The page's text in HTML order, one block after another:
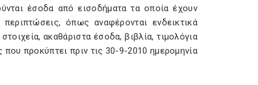
έσοδα από εισοδήματα τα οποία έχουν
όπως αναφέρονται ενδεικτικά
ακαθάριστα έσοδα, βιβλία, τιμολόγια
προκύπτει πριν τις 30-9-2010 ημερομηνία